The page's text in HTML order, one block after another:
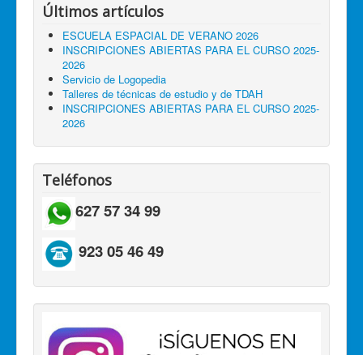
Últimos artículos
ESCUELA ESPACIAL DE VERANO 2026
INSCRIPCIONES ABIERTAS PARA EL CURSO 2025-
2026
Servicio de Logopedia
Talleres de técnicas de estudio y de TDAH
INSCRIPCIONES ABIERTAS PARA EL CURSO 2025-
2026
Teléfonos
627 57 34 99
923 05 46 49